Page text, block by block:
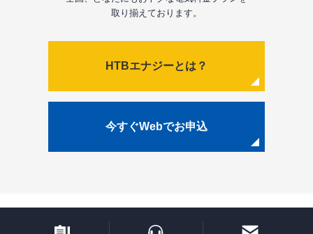
取り揃えております。
HTBエナジーとは？
今すぐWebでお申込